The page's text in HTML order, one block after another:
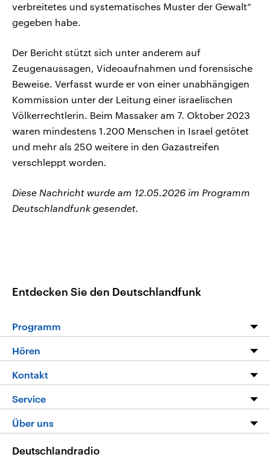
verbreitetes und systematisches Muster der Gewalt“
gegeben habe.
Der Bericht stützt sich unter anderem auf
Zeugenaussagen, Videoaufnahmen und forensische
Beweise. Verfasst wurde er von einer unabhängigen
Kommission unter der Leitung einer israelischen
Völkerrechtlerin. Beim Massaker am 7. Oktober 2023
waren mindestens 1.200 Menschen in Israel getötet
und mehr als 250 weitere in den Gazastreifen
verschleppt worden.
Diese Nachricht wurde am 12.05.2026 im Programm
Deutschlandfunk gesendet.
Entdecken Sie den Deutschlandfunk
Programm
Programm
Die Nachrichten
Nachrichtenleicht
Neue Beiträge auf dlf.de
Hören
Livestream
Podcasts
Deutschlandfunk App
Nachrichten App
Kontakt
Hörerservice
Service
FAQ
Über uns
Deutschlandradio